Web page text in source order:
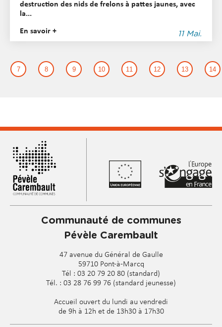
destruction des nids de frelons à pattes jaunes, avec
la...
En savoir + 11 Mai.
7 8 9 10 11 12 13 14
Communauté de communes
Pévèle Carembault
47 avenue du Général de Gaulle
59710 Pont-à-Marcq
Tél : 03 20 79 20 80 (standard)
Tél. : 03 28 76 99 76 (standard jeunesse)
Accueil ouvert du lundi au vendredi
de 9h à 12h et de 13h30 à 17h30